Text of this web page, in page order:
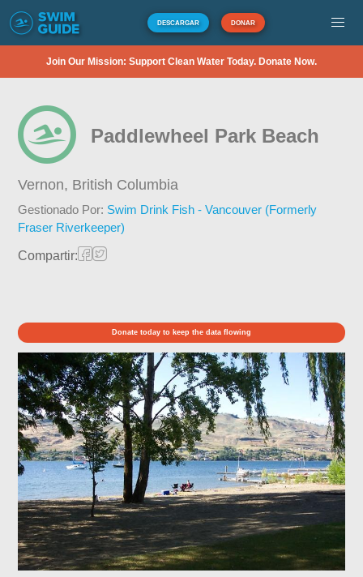
DESCARGAR DONAR
Join Our Mission: Support Clean Water Today. Donate Now.
Paddlewheel Park Beach
Vernon, British Columbia
Gestionado Por: Swim Drink Fish - Vancouver (Formerly
Fraser Riverkeeper)
Compartir:
Donate today to keep the data flowing